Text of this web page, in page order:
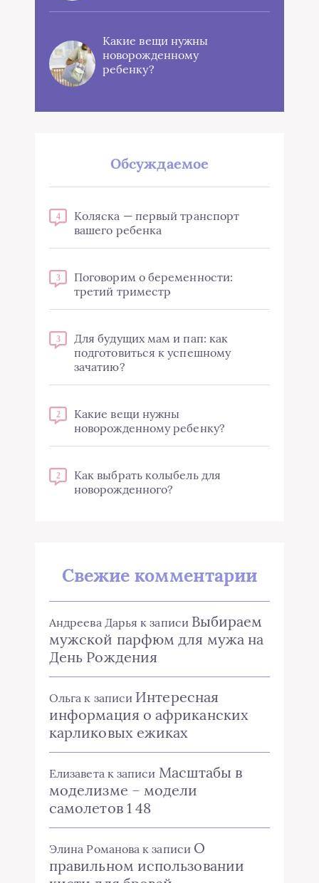
Какие вещи нужны
новорожденному
ребенку?
Обсуждаемое
4
Коляска — первый транспорт
вашего ребенка
3
Поговорим о беременности:
третий триместр
3
Для будущих мам и пап: как
подготовиться к успешному
зачатию?
2
Какие вещи нужны
новорожденному ребенку?
2
Как выбрать колыбель для
новорожденного?
Свежие комментарии
Андреева Дарья к записи Выбираем
мужской парфюм для мужа на
День Рождения
Ольга к записи Интересная
информация о африканских
карликовых ежиках
Елизавета к записи Масштабы в
моделизме – модели
самолетов 1 48
Элина Романова к записи О
правильном использовании